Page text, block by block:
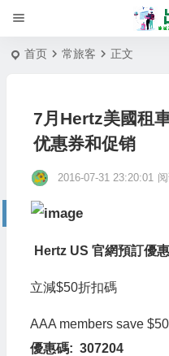
首页 常旅客 正文
7月Hertz美國租
优惠券和促销
2016-07-31 23:20:01
Hertz US 官網預訂優
立減$50折扣碼
AAA members save
優惠碼: 307204